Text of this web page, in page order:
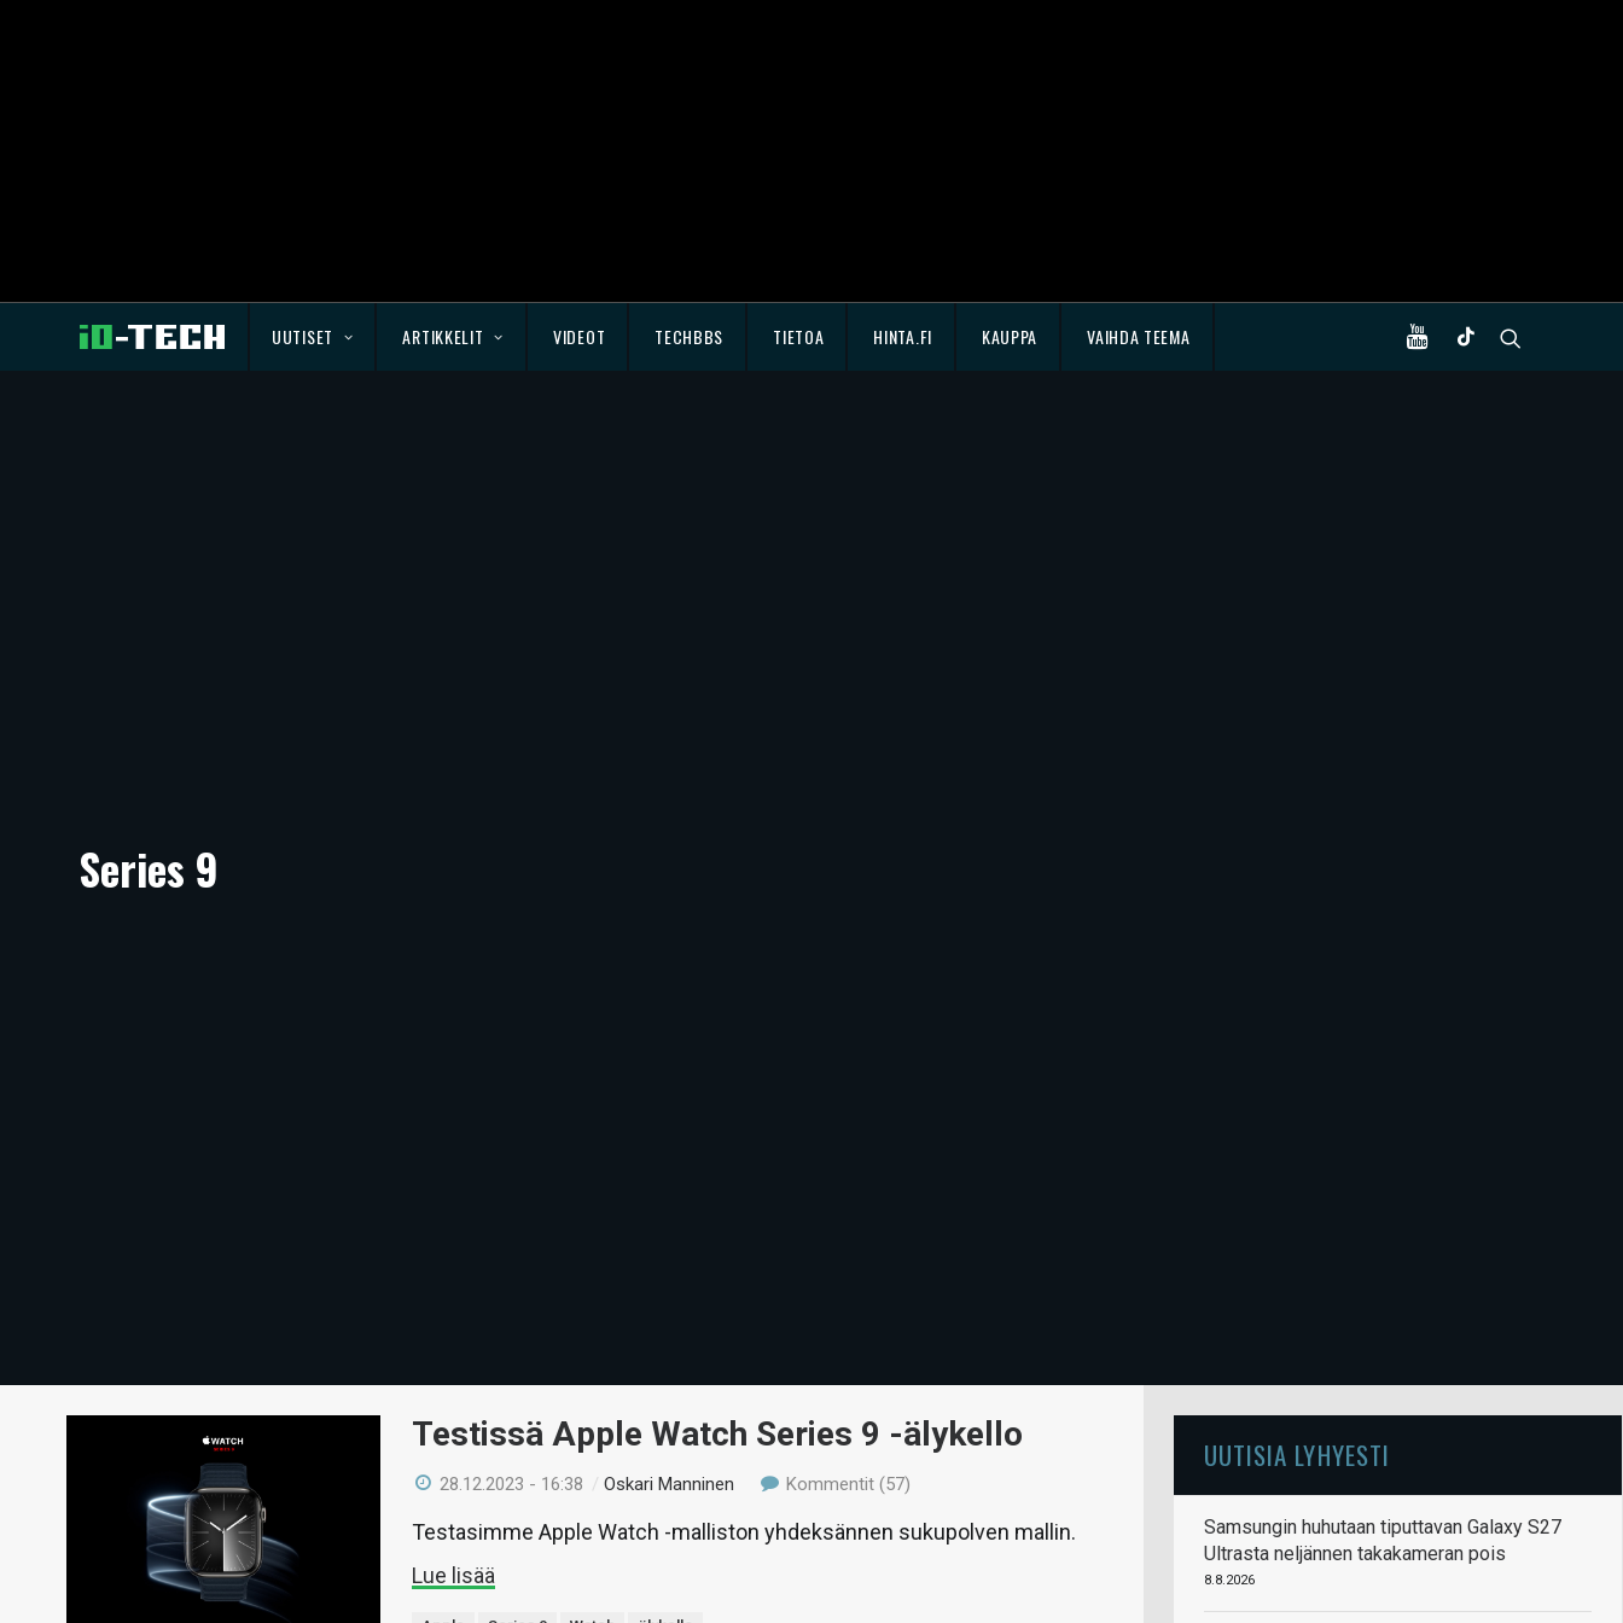
UUTISET ARTIKKELIT VIDEOT TECHBBS TIETOA HINTA.FI KAUPPA VAIHDA TEEMA
Series 9
Testissä Apple Watch Series 9 -älykello
28.12.2023 - 16:38 /Oskari Manninen Kommentit (57)
Testasimme Apple Watch -malliston yhdeksännen sukupolven mallin.
Lue lisää
UUTISIA LYHYESTI
Samsungin huhutaan tiputtavan Galaxy S27
Ultrasta neljännen takakameran pois
8.8.2026